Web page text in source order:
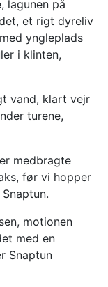
lagunen på
et rigt dyreliv
yngleplads
i klinten,
vand, klart vejr
turene,
medbragte
før vi hopper
motionen
med en
Snaptun